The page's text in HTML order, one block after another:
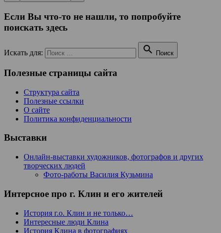
Если Вы что-то не нашли, то попробуйте
поискать здесь
Искать для:  Поиск
Полезные страницы сайта
Структура сайта
Полезные ссылки
О сайте
Политика конфиденциальности
Выставки
Онлайн-выставки художников, фотографов и других
творческих людей
Фото-работы Василия Кузьмина
Интерсное про г. Клин и его жителей
История г.о. Клин и не только…
Интересные люди Клина
История Клина в фотографиях